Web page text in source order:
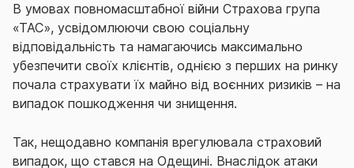
В умовах повномасштабної війни Страхова група
«ТАС», усвідомлюючи свою соціальну
відповідальність та намагаючись максимально
убезпечити своїх клієнтів, однією з перших на ринку
почала страхувати їх майно від воєнних ризиків – на
випадок пошкодження чи знищення.
Так, нещодавно компанія врегулювала страховий
випадок, що стався на Одещині. Внаслідок атаки